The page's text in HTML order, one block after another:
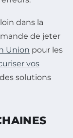
dans la
de jeter
Union pour les
vos
solutions